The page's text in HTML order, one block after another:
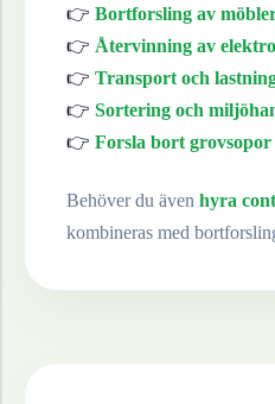
👉 Bortforsling av
👉 Återvinning av
👉 Transport och
👉 Sortering och
👉 Forsla bort
Behöver du även hyra
kombineras med